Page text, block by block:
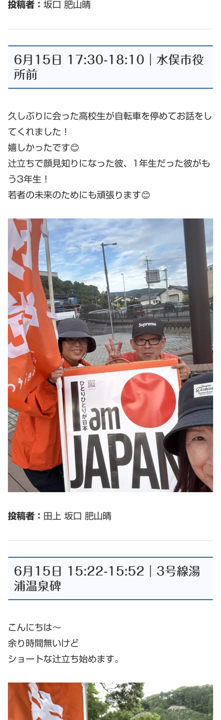
投稿者： 坂口 肥山晴
6月15日 17:30-18:10｜水俣市役
所前
久しぶりに会った高校生が自転車を停めてお話をし
てくれました！
嬉しかったです😊
辻立ちで顔見知りになった彼、1年生だった彼がも
う3年生！
若者の未来のためにも頑張ります😊
投稿者： 田上 坂口 肥山晴
6月15日 15:22-15:52｜3号線湯
浦温泉碑
こんにちは〜
余り時間無いけど
ショートな辻立ち始めます。